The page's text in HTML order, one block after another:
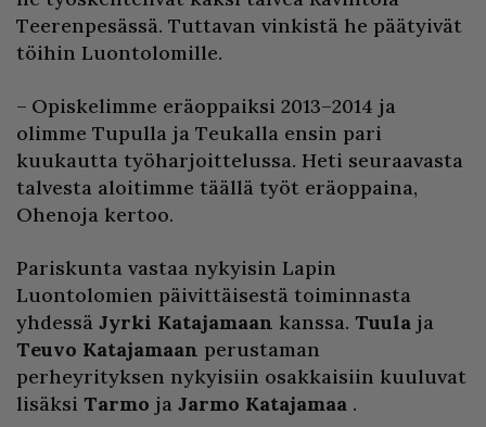
Teerenpesässä. Tuttavan vinkistä he päätyivät
töihin Luontolomille.
– Opiskelimme eräoppaiksi 2013–2014 ja
olimme Tupulla ja Teukalla ensin pari
kuukautta työharjoittelussa. Heti seuraavasta
talvesta aloitimme täällä työt eräoppaina,
Ohenoja kertoo.
Pariskunta vastaa nykyisin Lapin
Luontolomien päivittäisestä toiminnasta
yhdessä Jyrki Katajamaan kanssa. Tuula ja
Teuvo Katajamaan perustaman
perheyrityksen nykyisiin osakkaisiin kuuluvat
lisäksi Tarmo ja Jarmo Katajamaa .